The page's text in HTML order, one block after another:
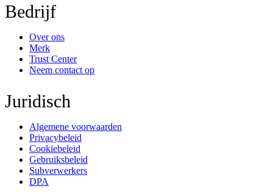
Bedrijf
Over ons
Merk
Trust Center
Neem contact op
Juridisch
Algemene voorwaarden
Privacybeleid
Cookiebeleid
Gebruiksbeleid
Subverwerkers
DPA